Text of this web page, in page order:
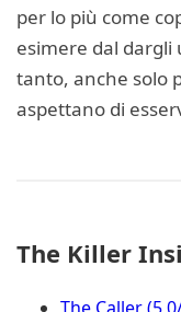
per lo più come
esimere dal
tanto, anche solo
aspettano di
The Killer